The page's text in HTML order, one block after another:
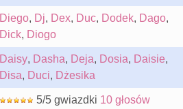
Diego, Dj, Dex, Duc, Dodek, Dago,
Dick, Diogo
Daisy, Dasha, Deja, Dosia, Daisie,
Disa, Duci, Dżesika
5/5 gwiazdki 10 głosów